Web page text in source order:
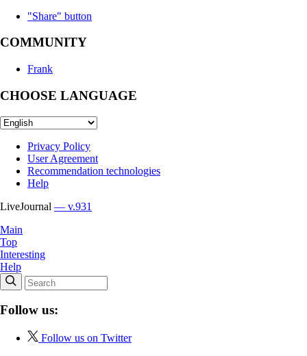
"Share" button
COMMUNITY
Frank
CHOOSE LANGUAGE
Privacy Policy
User Agreement
Recommendation technologies
Help
LiveJournal — v.931
Main
Top
Interesting
Help
Follow us:
Follow us on Twitter